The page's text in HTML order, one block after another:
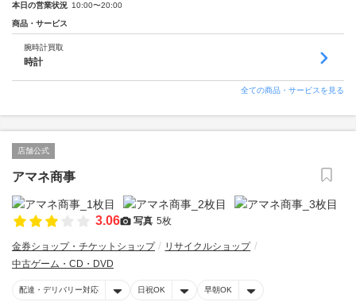
本日の営業状況 10:00〜20:00
商品・サービス
腕時計買取
時計
全ての商品・サービスを見る
店舗公式
アマネ商事
3.06 写真 5枚
金券ショップ・チケットショップ
リサイクルショップ
中古ゲーム・CD・DVD
配達・デリバリー対応 日祝OK 早朝OK